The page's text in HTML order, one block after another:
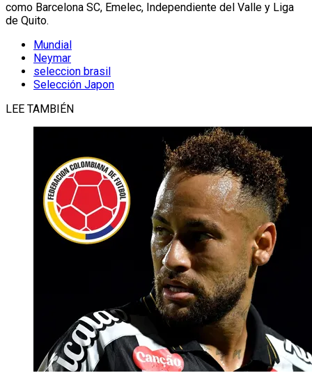
como Barcelona SC, Emelec, Independiente del Valle y Liga
de Quito.
Mundial
Neymar
seleccion brasil
Selección Japon
LEE TAMBIÉN